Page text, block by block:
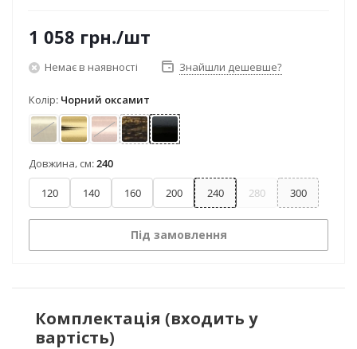
1 058 грн./шт
Немає в наявності Знайшли дешевше?
Колір: Чорний оксамит
АнтикЗолотоМідь Чорне золотоЧорний оксамит
Довжина, см:240
120 140 160 200 240 280 300
Під замовлення
Комплектація (входить у
вартість)